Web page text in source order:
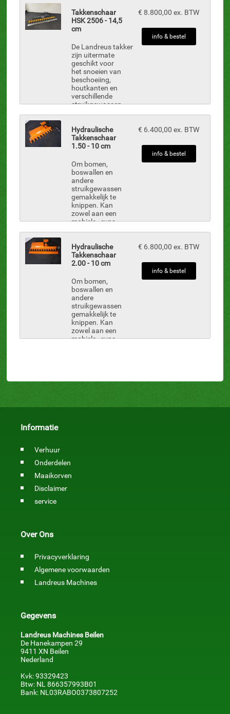
met takken tot
Ø 14.5 cm. De
takkenscharen
aanged...
Takkenschaar
HSK 2506 - 14,5
cm
De Landreus takkenschaar HSK 2506
zijn uitermate
geschikt voor
het snoeien van
beschoeiing,
houtkanten en
verschillende
struikgewassen
takkenscharen
zijn hydraulis...
€ 8.800,00 ex. BTW
info & bestel
Hydraulische
Takkenschaar
1.50 - 10 cm
Om bomen,
boswallen en
andere
struikgewassen
gemakkelijk te
knippen. Kan
zowel aan een
mobiele-, rups-,
gemonteerd
kan worden.
Deze
takkenschaar
1.50 kan
feilloos takken
tot 10 cm door
...
€ 6.400,00 ex. BTW
info & bestel
Hydraulische
Takkenschaar
2.00 - 10 cm
Om bomen,
boswallen en
andere
struikgewassen
gemakkelijk te
knippen. Kan
zowel aan een
mobiele-, rups-,
Deze
€ 6.800,00 ex. BTW
info & bestel
Informatie
Verhuur
Onderdelen
Maaikorven
Disclaimer
service
Over Ons
Privacyverklaring
Algemene voorwaarden
Landreus Machines
Gegevens
Landreus Machines Beilen
De Hanekampen 29
9411 XN Beilen
Nederland
Kvk: 93329423
Btw: NL 866357993B01
Bank: NL03RABO0373807252